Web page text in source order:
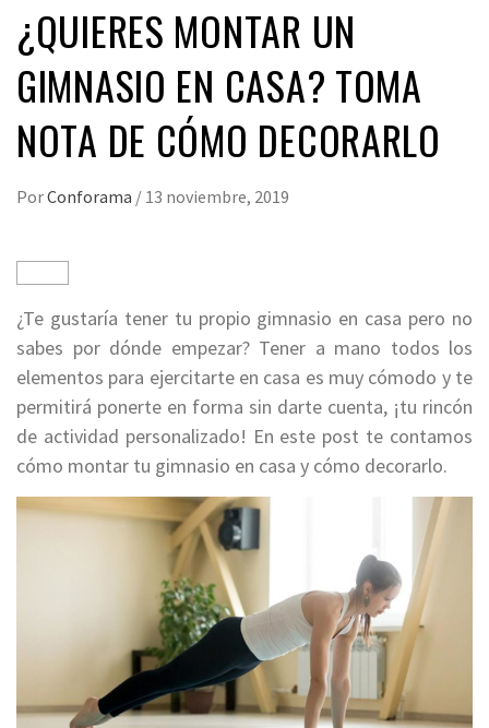
¿QUIERES MONTAR UN
GIMNASIO EN CASA? TOMA
NOTA DE CÓMO DECORARLO
PorConforama / 13 noviembre, 2019
¿Te gustaría tener tu propio gimnasio en casa pero no
sabes por dónde empezar? Tener a mano todos los
elementos para ejercitarte en casa es muy cómodo y te
permitirá ponerte en forma sin darte cuenta, ¡tu rincón
de actividad personalizado! En este post te contamos
cómo montar tu gimnasio en casa y cómo decorarlo.